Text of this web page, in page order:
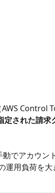
AWS
定された請
でアカウン
用負荷を大